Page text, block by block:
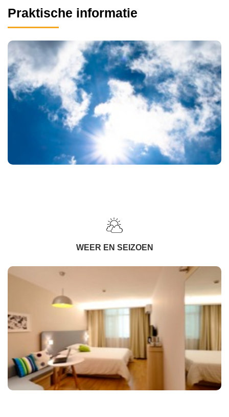
Praktische informatie
WEER EN SEIZOEN